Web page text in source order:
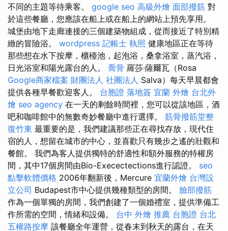
不同的主題等待乘客。 google seo 高級外燴 面部撥筋 對
於這些餐廳，您應該在船上或在船上的網站上預先享用。
城堡由地下走廊連接的三個建築物組成，從而接近了特別精
緻的冒險浴。 wordpress 記帳士 執照 健康地區正在等待
那些想在水下按摩，櫃檯池，起泡浴，桑拿浴室，蒸汽浴，
日光浴室和陽光露台的人。 喬骨 羅莎·薩爾瓦（Rosa
Google商家檔案 財團法人 社團法人 Salva）每天早晨都會
提供各種早餐歡迎客人。 台胞證 落地簽 宜蘭 外燴 台北外
燴 seo agency 在一天的剩餘時間裡，您可以從該地區，酒
吧和咖啡館中的無數奇妙餐廳中進行選擇。 筋骨撥筋堂整
復竹東 最重要的是，我們建議那些正在尋找存放，現代住
宿的人，想留在城市的中心，並喜歡只有幾步之遙的壯觀和
餐館。 我們為客人提供獨特的舒適性和額外服務的特權房
間，其中17個房間由Bio-Execectections進行認證。 seo
點擊軟體價格 2006年翻新後，Mercure 宜蘭外燴 台灣設
立公司 Budapest市中心提供幾種類型的房間。 臉部撥筋
作為一個單獨的房間，我們創建了一個婚禮室，提供準備工
作所需的空間，情緒和設備。 台中 外燴 推薦 台胞證 台北
五權路按摩 該餐廳全年運營，從春末到秋天的露台，在天